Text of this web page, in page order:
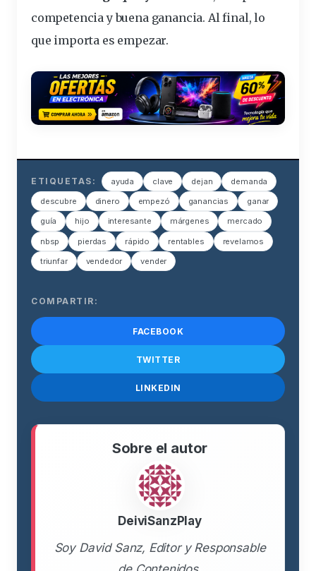
competencia y buena ganancia. Al final, lo
que importa es empezar.
ETIQUETAS: ayuda clave dejan demanda
descubre dinero empezó ganancias ganar
guía hijo interesante márgenes mercado
nbsp pierdas rápido rentables revelamos
triunfar vendedor vender
COMPARTIR:
FACEBOOK
TWITTER
LINKEDIN
Sobre el autor
DeiviSanzPlay
Soy David Sanz, Editor y Responsable